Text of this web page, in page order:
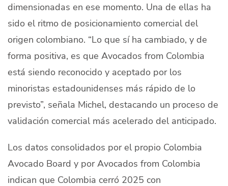
dimensionadas en ese momento. Una de ellas ha
sido el ritmo de posicionamiento comercial del
origen colombiano. “Lo que sí ha cambiado, y de
forma positiva, es que Avocados from Colombia
está siendo reconocido y aceptado por los
minoristas estadounidenses más rápido de lo
previsto”, señala Michel, destacando un proceso de
validación comercial más acelerado del anticipado.
Los datos consolidados por el propio Colombia
Avocado Board y por Avocados from Colombia
indican que Colombia cerró 2025 con